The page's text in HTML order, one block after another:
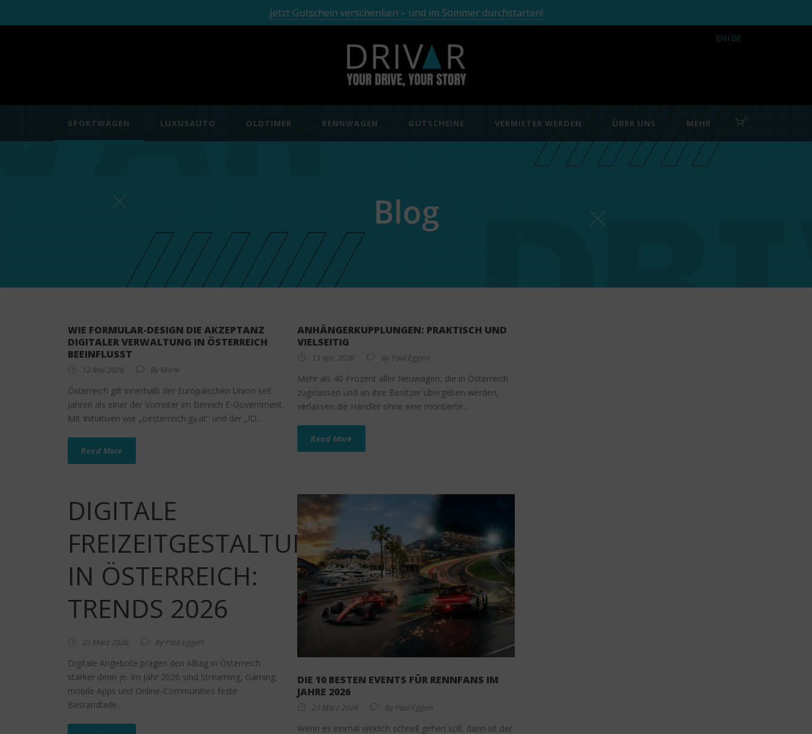
Jetzt Gutschein verschenken – und im Sommer durchstarten!
EN I DE
SPORTWAGEN LUXUSAUTO OLDTIMER RENNWAGEN GUTSCHEINE VERMIETER WERDEN ÜBER UNS MEHR 0
Blog
WIE FORMULAR-DESIGN DIE AKZEPTANZ
DIGITALER VERWALTUNG IN ÖSTERREICH
BEEINFLUSST
12 Mai 2026 By Merle
Österreich gilt innerhalb der Europäischen Union seit
Jahren als einer der Vorreiter im Bereich E-Government.
Mit Initiativen wie „oesterreich.gv.at“ und der „ID...
Read More
ANHÄNGERKUPPLUNGEN: PRAKTISCH UND
VIELSEITIG
13 Apr. 2026 By Paul Eggert
Mehr als 40 Prozent aller Neuwagen, die in Österreich
zugelassen und an ihre Besitzer übergeben werden,
verlassen die Händler ohne eine montierte...
Read More
DIGITALE
FREIZEITGESTALTUNG
IN ÖSTERREICH:
TRENDS 2026
25 März 2026 By Paul Eggert
Digitale Angebote prägen den Alltag in Österreich
stärker denn je. Im Jahr 2026 sind Streaming, Gaming,
mobile Apps und Online-Communities feste
Bestandteile...
DIE 10 BESTEN EVENTS FÜR RENNFANS IM
JAHRE 2026
23 März 2026 By Paul Eggert
Wenn es einmal wirklich schnell gehen soll, dann ist der